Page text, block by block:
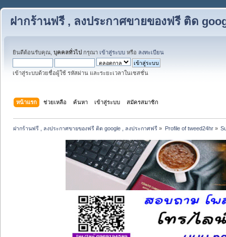
ฝากร้านฟรี , ลงประกาศขายของฟรี ติด
ยินดีต้อนรับคุณ, บุคคลทั่วไป กรุณา เข้าสู่ระบบ หรือ ลงทะเบียน
เข้าสู่ระบบด้วยชื่อผู้ใช้ รหัสผ่าน และระยะเวลาในเซสชั่น
หน้าแรก ช่วยเหลือ ค้นหา เข้าสู่ระบบ สมัครสมาชิก
ฝากร้านฟรี , ลงประกาศขายของฟรี ติด google , ลงประกาศฟรี » Profile of tweed24hr»